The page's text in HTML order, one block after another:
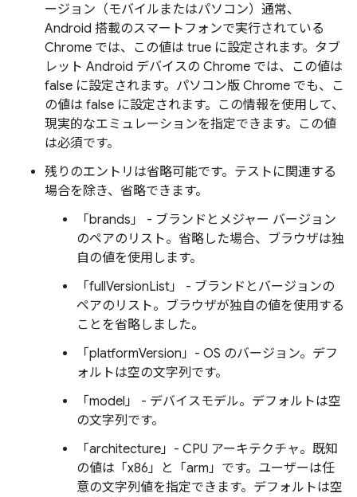
ージョン（モバイルまたはパソコン）通常、
Android 搭載のスマートフォンで実行されている
Chrome では、この値は true に設定されます。タブ
レット Android デバイスの Chrome では、この値は
false に設定されます。パソコン版 Chrome でも、こ
の値は false に設定されます。この情報を使用して、
現実的なエミュレーションを指定できます。この値
は必須です。
残りのエントリは省略可能です。テストに関連する
場合を除き、省略できます。
「brands」 - ブランドとメジャー バージョン
のペアのリスト。省略した場合、ブラウザは独
自の値を使用します。
「fullVersionList」 - ブランドとバージョンの
ペアのリスト。ブラウザが独自の値を使用する
ことを省略しました。
「platformVersion」- OS のバージョン。デフ
ォルトは空の文字列です。
「model」 - デバイスモデル。デフォルトは空
の文字列です。
「architecture」- CPU アーキテクチャ。既知
の値は「x86」と「arm」です。ユーザーは任
意の文字列値を指定できます。デフォルトは空